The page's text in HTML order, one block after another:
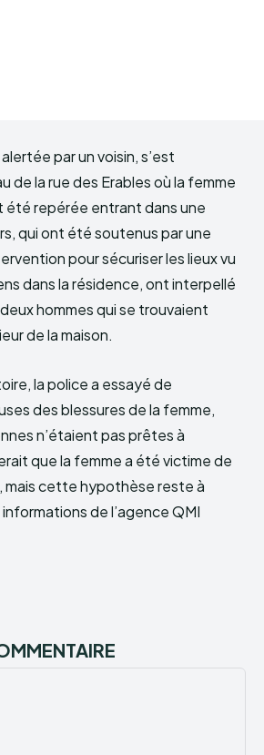
par un voisin, s’est
de la rue des Erables où la femme
été repérée entrant dans une
qui ont été soutenus par une
pour sécuriser les lieux vu
dans la résidence, ont interpellé
hommes qui se trouvaient
de la maison.
la police a essayé de
des blessures de la femme,
n’étaient pas prêtes à
que la femme a été victime de
mais cette hypothèse reste à
de l’agence QMI